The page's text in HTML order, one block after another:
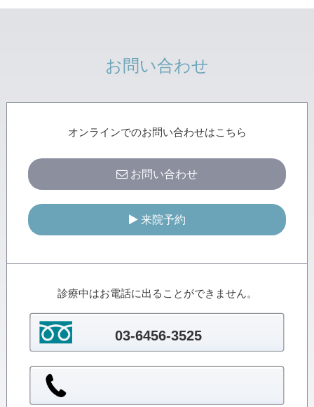
お問い合わせ
オンラインでのお問い合わせはこちら
お問い合わせ
来院予約
診療中はお電話に出ることができません。
03-6456-3525